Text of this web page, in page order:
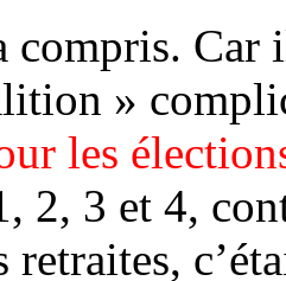
compris. Car
»
les
2, 3 et 4,
retraites,